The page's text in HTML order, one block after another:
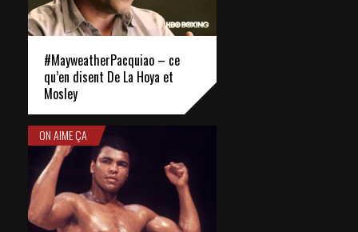
#MayweatherPacquiao – ce
qu’en disent De La Hoya et
Mosley
ON AIME ÇA